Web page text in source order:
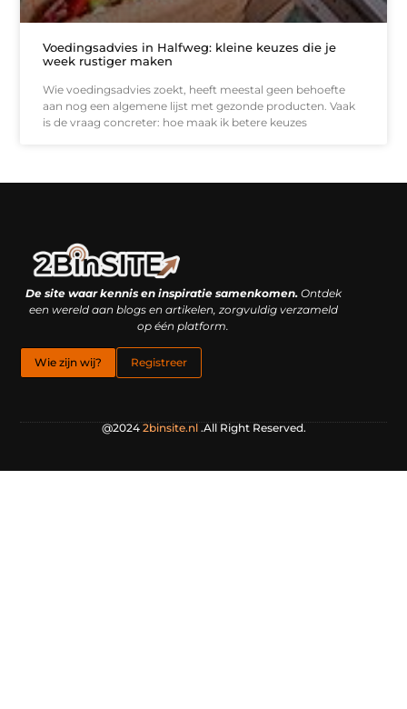
Voedingsadvies in Halfweg: kleine keuzes die je
week rustiger maken
Wie voedingsadvies zoekt, heeft meestal geen behoefte
aan nog een algemene lijst met gezonde producten. Vaak
is de vraag concreter: hoe maak ik betere keuzes
De site waar kennis en inspiratie samenkomen.Ontdek
een wereld aan blogs en artikelen, zorgvuldig verzameld
op één platform.
Wie zijn wij? Registreer
@2024 2binsite.nl.All Right Reserved.